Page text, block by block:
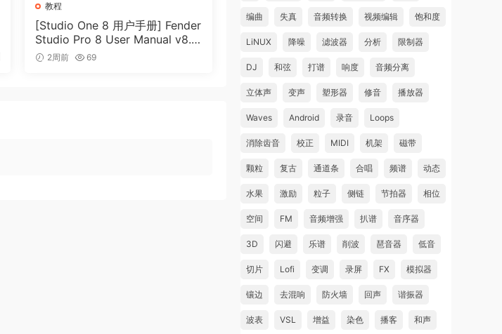
教程
[Studio One 8 用户手册] Fender
Studio Pro 8 User Manual v8.1.
0-R2R（931MB）
2周前 69
编曲 失真 音频转换 视频编辑 饱和度
LiNUX 降噪 滤波器 分析 限制器
DJ 和弦 打谱 响度 音频分离
立体声 变声 塑形器 修音 播放器
Waves Android 录音 Loops
消除齿音 校正 MIDI 机架 磁带
颗粒 复古 通道条 合唱 频谱 动态
水果 激励 粒子 侧链 节拍器 相位
空间 FM 音频增强 扒谱 音序器
3D 闪避 乐谱 削波 琶音器 低音
切片 Lofi 变调 录屏 FX 模拟器
镶边 去混响 防火墙 回声 谐振器
波表 VSL 增益 染色 播客 和声